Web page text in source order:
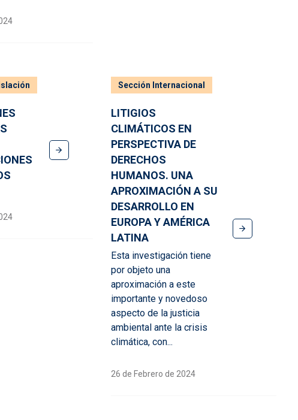
Sección Internacional
LITIGIOS
CLIMÁTICOS EN
PERSPECTIVA DE
DERECHOS
HUMANOS. UNA
APROXIMACIÓN A SU
DESARROLLO EN
EUROPA Y AMÉRICA
LATINA
Esta investigación tiene
por objeto una
aproximación a este
importante y novedoso
aspecto de la justicia
ambiental ante la crisis
climática, con...
26 de Febrero de 2024